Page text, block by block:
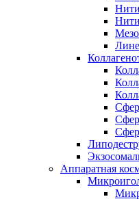
Аппаратная